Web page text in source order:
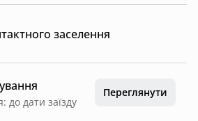
заселення
до дати заїзду
Переглянути